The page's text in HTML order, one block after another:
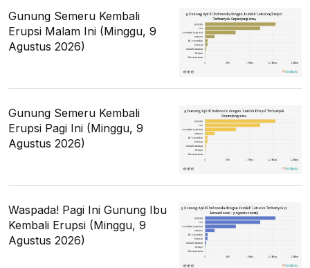
Gunung Semeru Kembali
Erupsi Malam Ini (Minggu, 9
Agustus 2026)
Gunung Semeru Kembali
Erupsi Pagi Ini (Minggu, 9
Agustus 2026)
Waspada! Pagi Ini Gunung Ibu
Kembali Erupsi (Minggu, 9
Agustus 2026)